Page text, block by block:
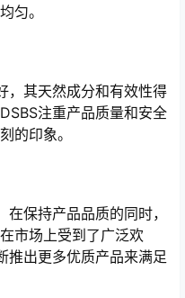
匀。
，其天然成分和有效性得
注重产品质量和安全
的印象。
保持产品品质的同时，
市场上受到了广泛欢
推出更多优质产品来满足